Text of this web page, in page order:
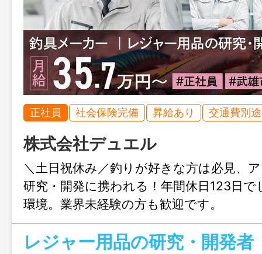
正社員 社会保険完備 昇給あり 交通費別
株式会社デュエル
＼土日祝休み／釣りが好きな方は必見、
研究・開発に携われる！年間休日123日
環境。業界未経験の方も歓迎です。
レジャー用品の研究・開発者